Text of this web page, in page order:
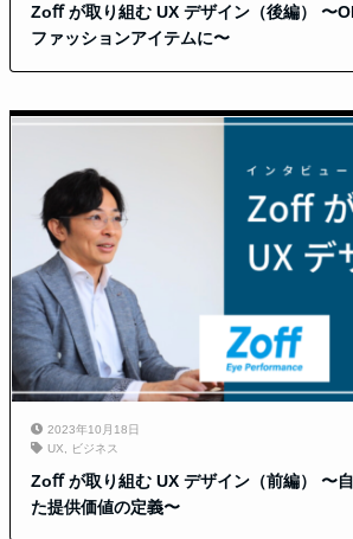
Zoﬀ が取り組む UX デザイン（後編） 〜
ファッションアイテムに〜
2023年10月18日
UX
ビジネス
Zoﬀ が取り組む UX デザイン（前編） 〜
た提供価値の定義〜